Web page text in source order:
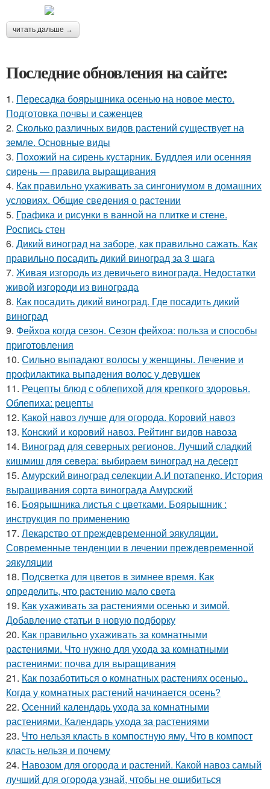
читать дальше →
Последние обновления на сайте:
1. Пересадка боярышника осенью на новое место.
Подготовка почвы и саженцев
2. Сколько различных видов растений существует на
земле. Основные виды
3. Похожий на сирень кустарник. Буддлея или осенняя
сирень — правила выращивания
4. Как правильно ухаживать за сингониумом в домашних
условиях. Общие сведения о растении
5. Графика и рисунки в ванной на плитке и стене.
Роспись стен
6. Дикий виноград на заборе, как правильно сажать. Как
правильно посадить дикий виноград за 3 шага
7. Живая изгородь из девичьего винограда. Недостатки
живой изгороди из винограда
8. Как посадить дикий виноград. Где посадить дикий
виноград
9. Фейхоа когда сезон. Сезон фейхоа: польза и способы
приготовления
10. Сильно выпадают волосы у женщины. Лечение и
профилактика выпадения волос у девушек
11. Рецепты блюд с облепихой для крепкого здоровья.
Облепиха: рецепты
12. Какой навоз лучше для огорода. Коровий навоз
13. Конский и коровий навоз. Рейтинг видов навоза
14. Виноград для северных регионов. Лучший сладкий
кишмиш для севера: выбираем виноград на десерт
15. Амурский виноград селекции А.И потапенко. История
выращивания сорта винограда Амурский
16. Боярышника листья с цветками. Боярышник :
инструкция по применению
17. Лекарство от преждевременной эякуляции.
Современные тенденции в лечении преждевременной
эякуляции
18. Подсветка для цветов в зимнее время. Как
определить, что растению мало света
19. Как ухаживать за растениями осенью и зимой.
Добавление статьи в новую подборку
20. Как правильно ухаживать за комнатными
растениями. Что нужно для ухода за комнатными
растениями: почва для выращивания
21. Как позаботиться о комнатных растениях осенью..
Когда у комнатных растений начинается осень?
22. Осенний календарь ухода за комнатными
растениями. Календарь ухода за растениями
23. Что нельзя класть в компостную яму. Что в компост
класть нельзя и почему
24. Навозом для огорода и растений. Какой навоз самый
лучший для огорода узнай, чтобы не ошибиться